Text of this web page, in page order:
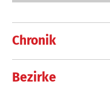
Chronik
Bezirke